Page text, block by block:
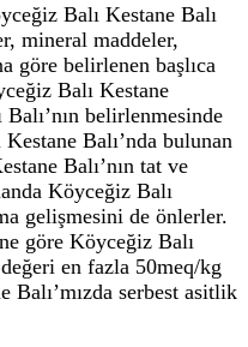
Balı Kestane Balı
mineral maddeler,
göre belirlenen başlıca
Balı Kestane
Balı’nın belirlenmesinde
Balı’nda bulunan
Balı’nın tat ve
Köyceğiz Balı
gelişmesini de önlerler.
göre Köyceğiz Balı
en fazla 50meq/kg
Balı’mızda serbest asitlik